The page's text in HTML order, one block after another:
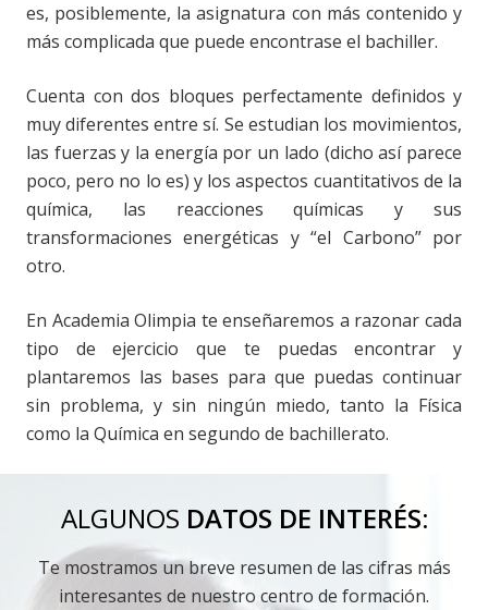
es, posiblemente, la asignatura con más contenido y
más complicada que puede encontrase el bachiller.
Cuenta con dos bloques perfectamente definidos y
muy diferentes entre sí. Se estudian los movimientos,
las fuerzas y la energía por un lado (dicho así parece
poco, pero no lo es) y los aspectos cuantitativos de la
química, las reacciones químicas y sus
transformaciones energéticas y “el Carbono” por
otro.
En Academia Olimpia te enseñaremos a razonar cada
tipo de ejercicio que te puedas encontrar y
plantaremos las bases para que puedas continuar
sin problema, y sin ningún miedo, tanto la Física
como la Química en segundo de bachillerato.
ALGUNOS DATOS DE INTERÉS:
Te mostramos un breve resumen de las cifras más
interesantes de nuestro centro de formación.